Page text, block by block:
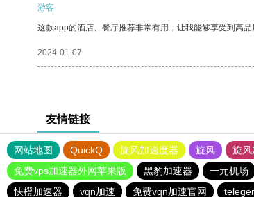
游客
这款app的酒店、餐厅推荐非常有用，让我能够享受到高品
2024-01-07
友情链接
网站地图 QuickQ 旋风加速度器 旋风 旋风
免费vps加速器外网苹果版
黑豹加速器 一元机场
快橙加速器
vqn加速 免费vqn加速官网